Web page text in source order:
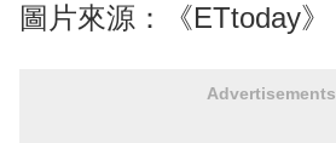
圖片來源：《ETtoday》
Advertisements